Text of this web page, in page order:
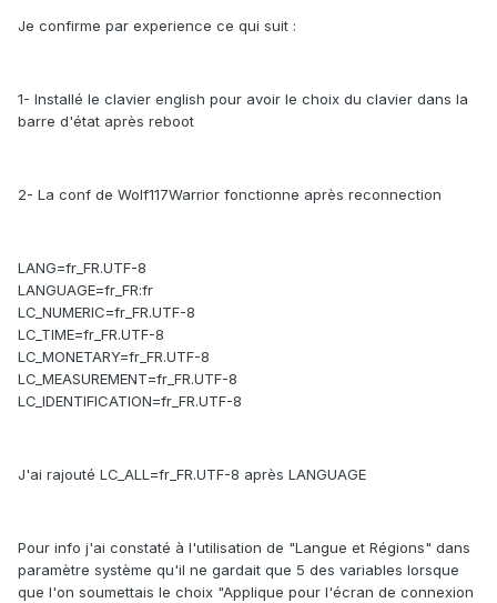
Je confirme par experience ce qui suit :
1- Installé le clavier english pour avoir le choix du clavier dans la
barre d'état après reboot
2- La conf de Wolf117Warrior fonctionne après reconnection
LANG=fr_FR.UTF-8
LANGUAGE=fr_FR:fr
LC_NUMERIC=fr_FR.UTF-8
LC_TIME=fr_FR.UTF-8
LC_MONETARY=fr_FR.UTF-8
LC_MEASUREMENT=fr_FR.UTF-8
LC_IDENTIFICATION=fr_FR.UTF-8
J'ai rajouté LC_ALL=fr_FR.UTF-8 après LANGUAGE
Pour info j'ai constaté à l'utilisation de "Langue et Régions" dans
paramètre système qu'il ne gardait que 5 des variables lorsque
que l'on soumettais le choix "Applique pour l'écran de connexion